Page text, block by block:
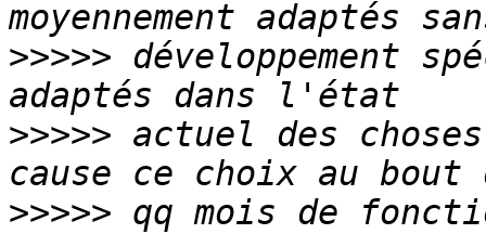
>>>>> développement
>>>>> actuel des
>>>>> qq mois de